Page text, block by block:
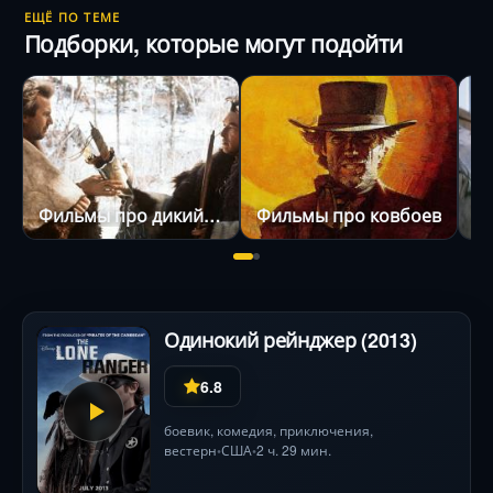
Мортенсен-режиссёр создает визуально мощный
вестерн с нервом, где каждый кадр дышит
напряжением, а персонажей ждут непредсказуемые
повороты .
ЕЩЁ ПО ТЕМЕ
Подборки, которые могут подойти
Фильмы про дикий запад Фильмы про ковбоев
Одинокий рейнджер (2013)
6.8
боевик, комедия, приключения,
вестерн•США•2 ч. 29 мин.